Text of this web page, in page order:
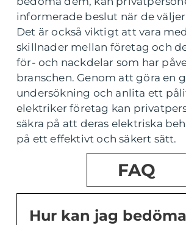
informerade beslut när de
Det är också viktigt att vara
skillnader mellan företag och
för- och nackdelar som har
branschen. Genom att göra en
undersökning och anlita ett
elektriker företag kan
säkra på att deras elektriska
på ett effektivt och säkert sätt.
FAQ
Hur kan jag bedöma